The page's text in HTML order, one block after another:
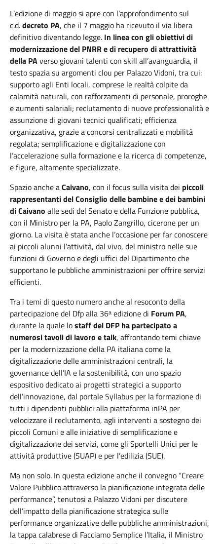
L’edizione di maggio si apre con l’approfondimento sul
c.d.decreto PA, che il 7 maggio ha ricevuto il via libera
definitivo diventando legge. In linea con gli obiettivi di
modernizzazione del PNRR e di recupero di attrattività
della PAverso giovani talenti con skill all’avanguardia, il
testo spazia su argomenti clou per Palazzo Vidoni, tra cui:
supporto agli Enti locali, comprese le realtà colpite da
calamità naturali, con rafforzamenti di personale, proroghe
e aumenti salariali; reclutamento di nuove professionalità e
assunzione di giovani tecnici qualificati; efficienza
organizzativa, grazie a concorsi centralizzati e mobilità
regolata; semplificazione e digitalizzazione con
l’accelerazione sulla formazione e la ricerca di competenze,
e figure, altamente specializzate.
Spazio anche aCaivano, con il focus sulla visita dei piccoli
rappresentanti del Consiglio delle bambine e dei bambini
di Caivano alle sedi del Senato e della Funzione pubblica,
con il Ministro per la PA, Paolo Zangrillo, cicerone per un
giorno. La visita è stata anche l’occasione per far conoscere
ai piccoli alunni l’attività, dal vivo, del ministro nelle sue
funzioni di Governo e degli uffici del Dipartimento che
supportano le pubbliche amministrazioni per offrire servizi
efficienti.
Tra i temi di questo numero anche al resoconto della
partecipazione del Dfp alla 36ᵃ edizione di Forum PA,
durante la quale lostaff del DFP ha partecipato a
numerosi tavoli di lavoro e talk, affrontando temi chiave
per la modernizzazione della PA italiana come la
digitalizzazione delle amministrazioni centrali, la
governance dell’IA e la sostenibilità, con uno spazio
espositivo dedicato ai progetti strategici a supporto
dell’innovazione, dal portale Syllabus per la formazione di
tutti i dipendenti pubblici alla piattaforma inPA per
velocizzare il reclutamento, agli interventi a sostegno dei
piccoli Comuni e alle iniziative di semplificazione e
digitalizzazione dei servizi, come gli Sportelli Unici per le
attività produttive (SUAP) e per l’edilizia (SUE).
Ma non solo. In questa edizione anche il convegno “Creare
Valore Pubblico attraverso la pianificazione integrata delle
performance”, tenutosi a Palazzo Vidoni per discutere
dell’impatto della pianificazione strategica sulle
performance organizzative delle pubbliche amministrazioni,
la tappa calabrese di Facciamo Semplice l’Italia, il Ministro